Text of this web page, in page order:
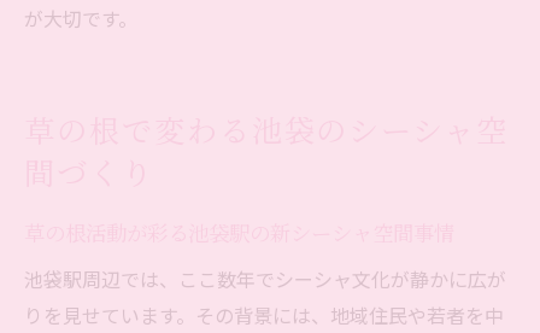
が大切です。
池袋駅周辺では、ここ数年でシーシャ文化が静かに広が
りを見せています。その背景には、地域住民や若者を中